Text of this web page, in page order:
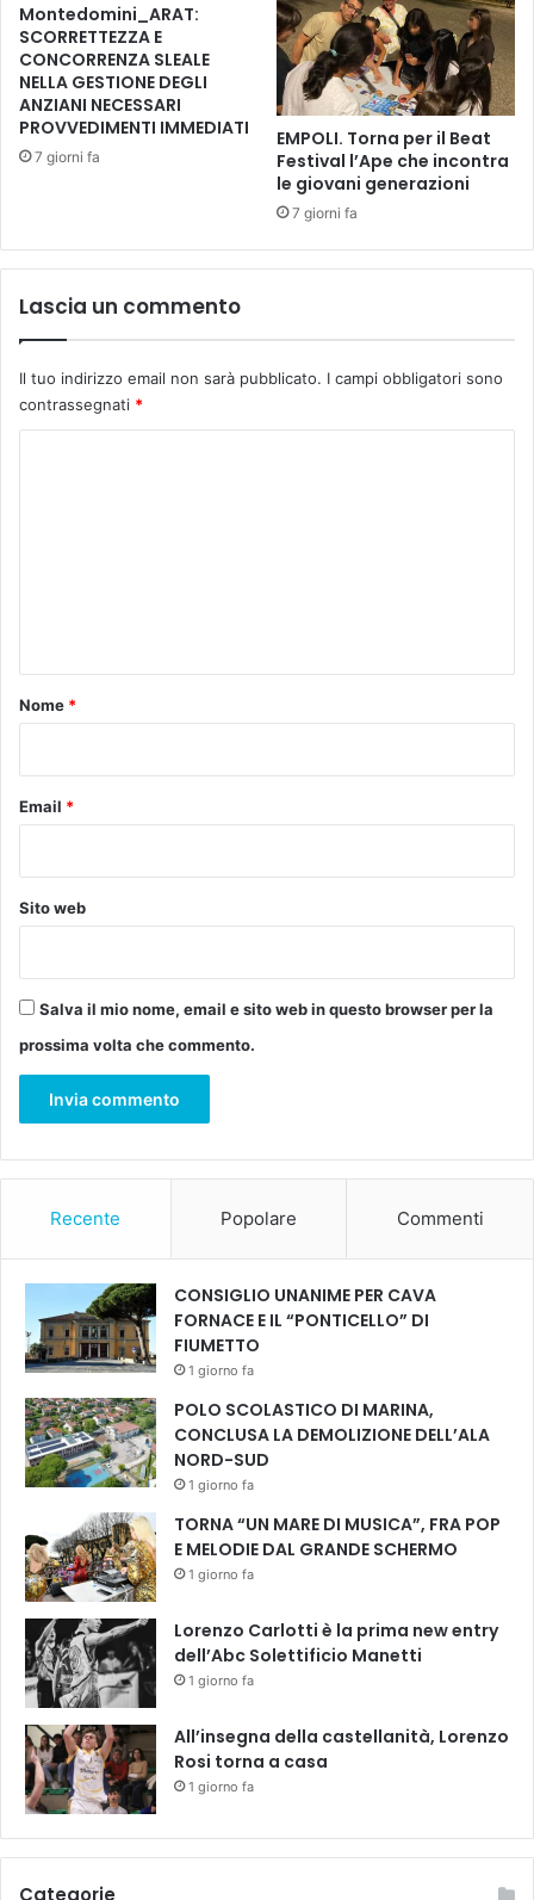
e
f
e
s
t
a
l
d
c
e
s
g
g
i
d
e
l
a
“
B
f
a
a
2
2
”
,
n
e
l
g
i
o
d
l
B
e
f
i
a
o
n
e
V
i
n
i
Montedomini_ARAT:
SCORRETTEZZA E
CONCORRENZA SLEALE
NELLA GESTIONE DEGLI
ANZIANI NECESSARI
PROVVEDIMENTI IMMEDIATI
7 giorni fa
EMPOLI. Torna per il Beat
Festival l’Ape che incontra
le giovani generazioni
7 giorni fa
Lascia un commento
Il tuo indirizzo email non sarà pubblicato. I campi obbligatori sono
contrassegnati *
o
Nome *
Email *
Sito web
Salva il mio nome, email e sito web in questo browser per la
prossima volta che commento.
Recente Popolare Commenti
CONSIGLIO UNANIME PER CAVA
FORNACE E IL “PONTICELLO” DI
FIUMETTO
1 giorno fa
POLO SCOLASTICO DI MARINA,
CONCLUSA LA DEMOLIZIONE DELL’ALA
NORD-SUD
1 giorno fa
TORNA “UN MARE DI MUSICA”, FRA POP
E MELODIE DAL GRANDE SCHERMO
1 giorno fa
Lorenzo Carlotti è la prima new entry
dell’Abc Solettificio Manetti
1 giorno fa
All’insegna della castellanità, Lorenzo
Rosi torna a casa
1 giorno fa
Categorie